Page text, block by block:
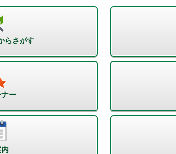
らさがす
ナー